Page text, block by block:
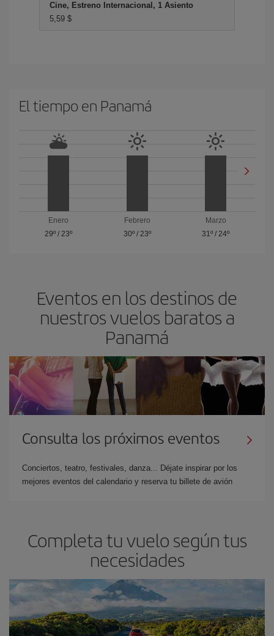
Cine, Estreno Internacional, 1 Asiento
5,59 $
El tiempo en Panam
Enero
29º/ 23º
Febrero
30º/ 23º
Marzo
31º /24º
Eventos en los destinos de
nuestros vuelos baratos a
Panam
Consulta los próximos eventos
Conciertos, teatro, festivales, danza... Déjate inspirar por los
mejores eventos del calendario y reserva tu billete de avión
Completa tu vuelo según tus
necesidades